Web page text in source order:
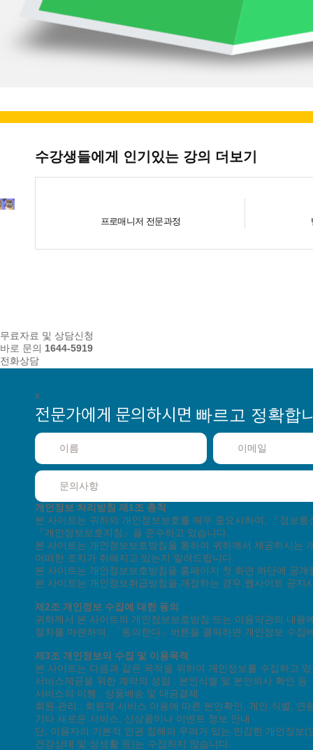
수강생들에게 인기있는 강의 더보기
프로매니저 전문과정
무료자료 및 상담신청
바로 문의 1644-5919
전화상담
x
전문가에게 문의하시면 빠르고 정확합
개인정보 처리방침 제1조 총칙
본 사이트는 귀하의 개인정보보호를 매우 중요시하며, 『정보
『개인정보보호지침』을 준수하고 있습니다.
본 사이트는 개인정보보호방침을 통하여 귀하께서 제공하시는
어떠한 조치가 취해지고 있는지 알려드립니다.
본 사이트는 개인정보보호방침을 홈페이지 첫 화면 하단에 공
본 사이트는 개인정보취급방침을 개정하는 경우 웹사이트 공
제2조 개인정보 수집에 대한 동의
귀하께서 본 사이트의 개인정보보호방침 또는 이용약관의 내
절차를 마련하여, 「동의한다」버튼을 클릭하면 개인정보 수집
제3조 개인정보의 수집 및 이용목적
본 사이트는 다음과 같은 목적을 위하여 개인정보를 수집하고
서비스제공을 위한 계약의 성립 : 본인식별 및 본인의사 확인 등
서비스의 이행 : 상품배송 및 대금결제
회원 관리 : 회원제 서비스 이용에 따른 본인확인, 개인 식별, 연
기타 새로운 서비스, 신상품이나 이벤트 정보 안내
단, 이용자의 기본적 인권 침해의 우려가 있는 민감한 개인정
건강상태 및 성생활 등)는 수집하지 않습니다.
고객지원센터 고객상담 월
기술지원
토/일/공휴일은 휴무입니다.
회사소개 단체수강 제휴안내 채용정보 인재채
이용약관 개인
교육시설 신고 : 한
사업자등록 : 한국
Copyright(C) 한국